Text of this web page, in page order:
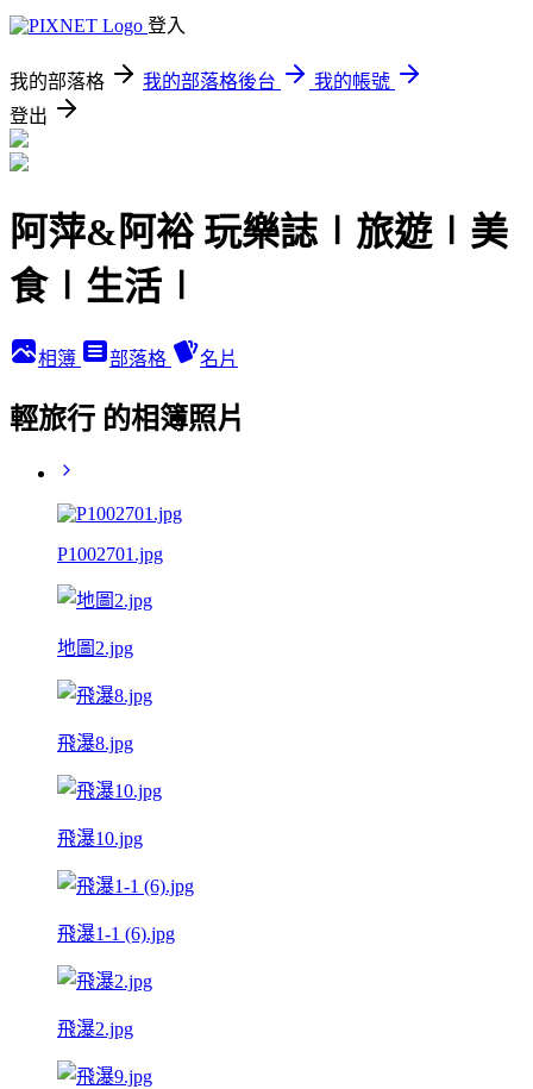
登入
我的部落格 我的部落格後台
我的帳號
登出
阿萍&阿裕 玩樂誌∣旅遊∣美
食∣生活∣
相簿 部落格 名片
輕旅行 的相簿照片
P1002701.jpg
地圖2.jpg
飛瀑8.jpg
飛瀑10.jpg
飛瀑1-1 (6).jpg
飛瀑2.jpg